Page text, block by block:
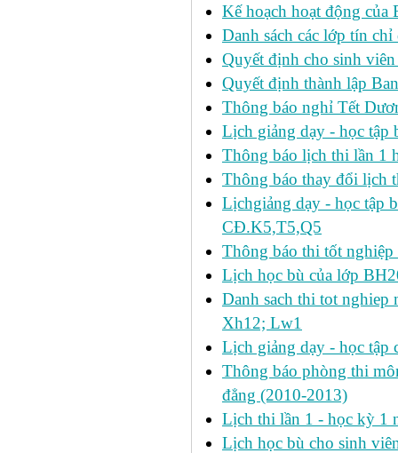
Kế hoạch hoạt động
Danh sách các lớp tín
Quyết định cho sinh
Quyết định thành lập
Thông báo nghỉ Tết
Lịch giảng dạy - học tập
Thông báo lịch thi lần 1
Thông báo thay đổi lịch
Lịchgiảng dạy - học tập
CĐ.K5,T5,Q5
Thông báo thi tốt nghiệp
Lịch học bù của lớp
Danh sach thi tot
Xh12; Lw1
Lịch giảng dạy - học tập
Thông báo phòng thi
đẳng (2010-2013)
Lịch thi lần 1 - học kỳ 1
Lịch học bù cho sinh